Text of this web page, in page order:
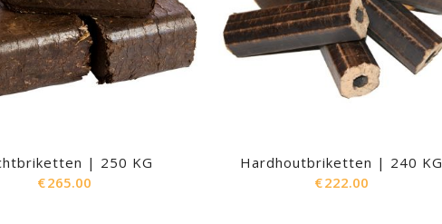
| 250 KG
€265.00
Hardhoutbriketten | 240 KG
€222.00